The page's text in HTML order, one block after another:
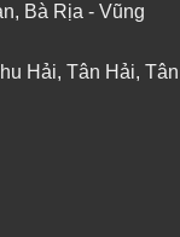
Bà Rịa - Vũng
Hải, Tân Hải, Tân